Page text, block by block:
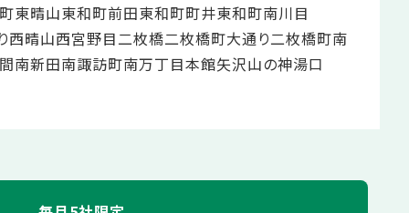
東晴山東和町前田東和町町井東和町南川目
西晴山西宮野目二枚橋二枚橋町大通り二枚橋町南
南新田南諏訪町南万丁目本館矢沢山の神湯口